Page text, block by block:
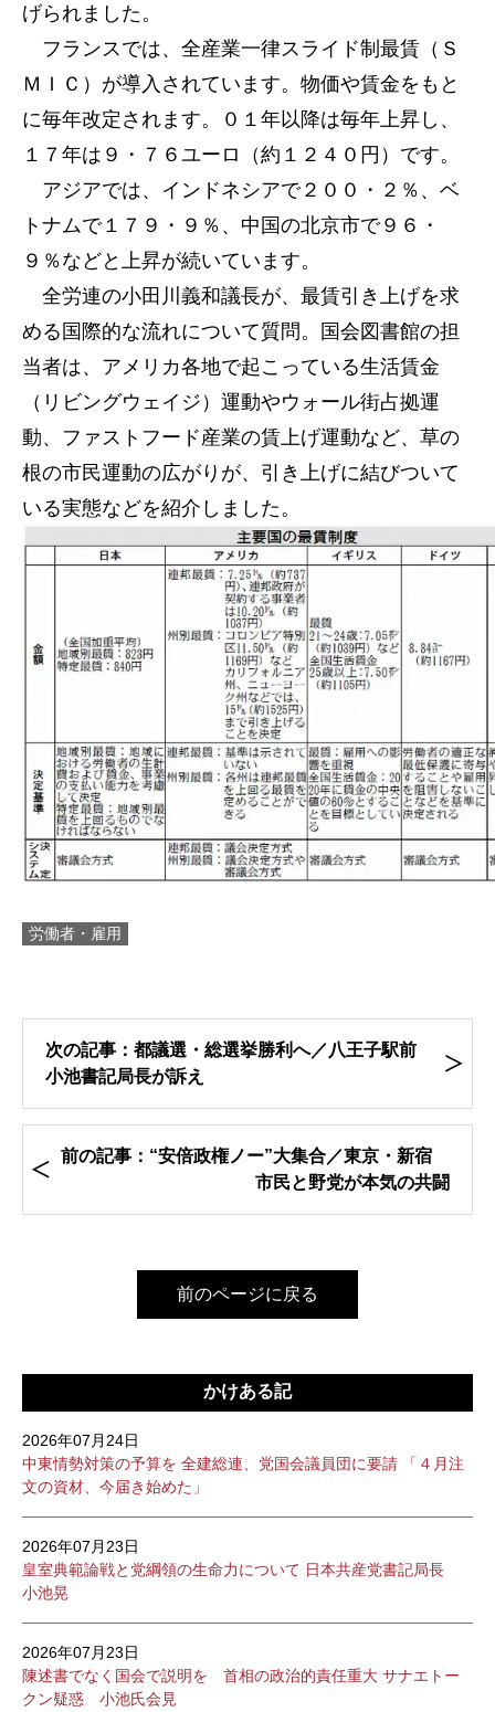
げられました。
フランスでは、全産業一律スライド制最賃（Ｓ
ＭＩＣ）が導入されています。物価や賃金をもと
に毎年改定されます。０１年以降は毎年上昇し、
１７年は９・７６ユーロ（約１２４０円）です。
アジアでは、インドネシアで２００・２％、ベ
トナムで１７９・９％、中国の北京市で９６・
９％などと上昇が続いています。
全労連の小田川義和議長が、最賃引き上げを求
める国際的な流れについて質問。国会図書館の担
当者は、アメリカ各地で起こっている生活賃金
（リビングウェイジ）運動やウォール街占拠運
動、ファストフード産業の賃上げ運動など、草の
根の市民運動の広がりが、引き上げに結びついて
いる実態などを紹介しました。
労働者・雇用
次の記事：都議選・総選挙勝利へ／八王子駅前
小池書記局長が訴え
前の記事：“安倍政権ノー”大集合／東京・新宿
市民と野党が本気の共闘
前のページに戻る
かけある記
2026年07月24日
中東情勢対策の予算を 全建総連、党国会議員団に要請 「４月注
文の資材、今届き始めた」
2026年07月23日
皇室典範論戦と党綱領の生命力について 日本共産党書記局長
小池晃
2026年07月23日
陳述書でなく国会で説明を 首相の政治的責任重大 サナエトー
クン疑惑 小池氏会見